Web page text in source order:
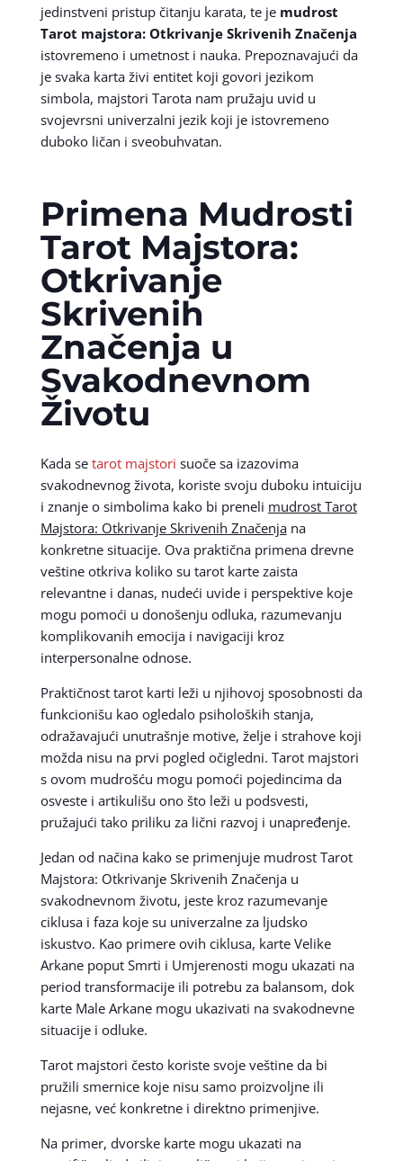
jedinstveni pristup čitanju karata, te je mudrost
Tarot majstora: Otkrivanje Skrivenih Značenja
istovremeno i umetnost i nauka. Prepoznavajući da
je svaka karta živi entitet koji govori jezikom
simbola, majstori Tarota nam pružaju uvid u
svojevrsni univerzalni jezik koji je istovremeno
duboko ličan i sveobuhvatan.
Primena Mudrosti
Tarot Majstora:
Otkrivanje
Skrivenih
Značenja u
Svakodnevnom
Životu
Kada se tarot majstori suoče sa izazovima
svakodnevnog života, koriste svoju duboku intuiciju
i znanje o simbolima kako bi preneli mudrost Tarot
Majstora: Otkrivanje Skrivenih Značenjana
konkretne situacije. Ova praktična primena drevne
veštine otkriva koliko su tarot karte zaista
relevantne i danas, nudeći uvide i perspektive koje
mogu pomoći u donošenju odluka, razumevanju
komplikovanih emocija i navigaciji kroz
interpersonalne odnose.
Praktičnost tarot karti leži u njihovoj sposobnosti da
funkcionišu kao ogledalo psiholoških stanja,
odražavajući unutrašnje motive, želje i strahove koji
možda nisu na prvi pogled očigledni. Tarot majstori
s ovom mudrošću mogu pomoći pojedincima da
osveste i artikulišu ono što leži u podsvesti,
pružajući tako priliku za lični razvoj i unapređenje.
Jedan od načina kako se primenjuje mudrost Tarot
Majstora: Otkrivanje Skrivenih Značenja u
svakodnevnom životu, jeste kroz razumevanje
ciklusa i faza koje su univerzalne za ljudsko
iskustvo. Kao primere ovih ciklusa, karte Velike
Arkane poput Smrti i Umjerenosti mogu ukazati na
period transformacije ili potrebu za balansom, dok
karte Male Arkane mogu ukazivati na svakodnevne
situacije i odluke.
Tarot majstori često koriste svoje veštine da bi
pružili smernice koje nisu samo proizvoljne ili
nejasne, već konkretne i direktno primenjive.
Na primer, dvorske karte mogu ukazati na